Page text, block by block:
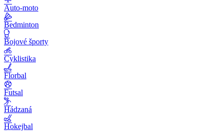
Auto-moto
Bedminton
Bojové športy
Cyklistika
Florbal
Futsal
Hádzaná
Hokejbal